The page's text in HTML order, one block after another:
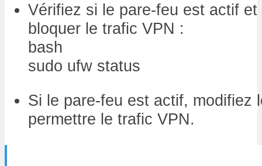
Vérifiez si le pare-feu est actif
bloquer le trafic VPN :
bash
sudo ufw status
Si le pare-feu est actif, modifiez
permettre le trafic VPN.